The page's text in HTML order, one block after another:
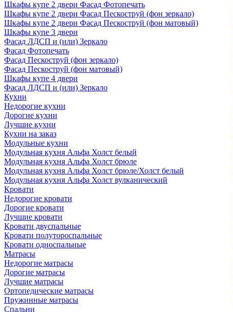
Шкафы купе 2 двери Фасад Фотопечать
Шкафы купе 2 двери Фасад Пескоструй (фон зеркало)
Шкафы купе 2 двери Фасад Пескоструй (фон матовый)
Шкафы купе 3 двери
Фасад ЛДСП и (или) Зеркало
Фасад Фотопечать
Фасад Пескоструй (фон зеркало)
Фасад Пескоструй (фон матовый)
Шкафы купе 4 двери
Фасад ЛДСП и (или) Зеркало
Кухни
Недорогие кухни
Дорогие кухни
Лучшие кухни
Кухни на заказ
Модульные кухни
Модульная кухня Альфа Холст белый
Модульная кухня Альфа Холст брюле
Модульная кухня Альфа Холст брюле/Холст белый
Модульная кухня Альфа Холст вулканический
Кровати
Недорогие кровати
Дорогие кровати
Лучшие кровати
Кровати двуспальные
Кровати полутороспальные
Кровати односпальные
Матрасы
Недорогие матрасы
Дорогие матрасы
Лучшие матрасы
Ортопедические матрасы
Пружинные матрасы
Cпальни